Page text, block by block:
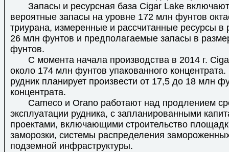
Запасы и ресурсная база Cigar Lake
вероятные запасы на уровне 172 млн фунтов
триурана, измеренные и рассчитанные ресурсы в
26 млн фунтов и предполагаемые запасы в
фунтов.
С момента начала производства в 2014 г.
около 174 млн фунтов упакованного концентрата.
рудник планирует произвести от 17,5 до 18 млн
концентрата.
Cameco и Orano работают над продлением
эксплуатации рудника, с запланированными
проектами, включающими строительство
заморозки, системы распределения
подземной инфраструктуры.